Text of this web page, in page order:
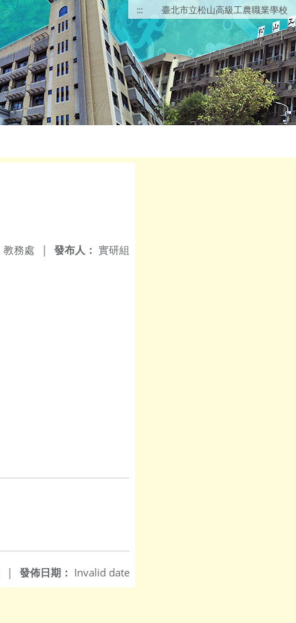
::: 臺北市立松山高級工農職業學校
發布人： 實研組
教務處 |
發佈日期： Invalid date
|